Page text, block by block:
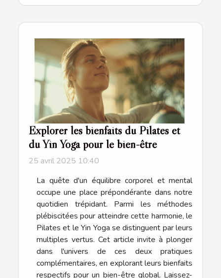
Explorer les bienfaits du Pilates et
du Yin Yoga pour le bien-être
25 avril 2025 10:40
La quête d'un équilibre corporel et mental
occupe une place prépondérante dans notre
quotidien trépidant. Parmi les méthodes
plébiscitées pour atteindre cette harmonie, le
Pilates et le Yin Yoga se distinguent par leurs
multiples vertus. Cet article invite à plonger
dans l'univers de ces deux pratiques
complémentaires, en explorant leurs bienfaits
respectifs pour un bien-être global. Laissez-